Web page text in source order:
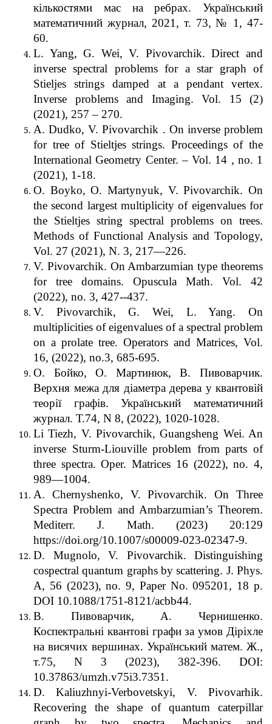
кількостями мас на ребрах. Український
математичний журнал, 2021, т. 73, № 1, 47-
60.
L. Yang, G. Wei, V. Pivovarchik. Direct and
inverse spectral problems for a star graph of
Stieljes strings damped at a pendant vertex.
Inverse problems and Imaging. Vol. 15 (2)
(2021), 257 – 270.
A. Dudko, V. Pivovarchik . On inverse problem
for tree of Stieltjes strings. Proceedings of the
International Geometry Center. – Vol. 14 , no. 1
(2021), 1-18.
O. Boyko, O. Martynyuk, V. Pivovarchik. On
the second largest multiplicity of eigenvalues for
the Stieltjes string spectral problems on trees.
Methods of Functional Analysis and Topology,
Vol. 27 (2021), N. 3, 217—226.
V. Pivovarchik. On Ambarzumian type theorems
for tree domains. Opuscula Math. Vol. 42
(2022), no. 3, 427--437.
V. Pivovarchik, G. Wei, L. Yang. On
multiplicities of eigenvalues of a spectral problem
on a prolate tree. Operators and Matrices, Vol.
16, (2022), no.3, 685-695.
О. Бойко, О. Мартинюк, В. Пивоварчик.
Верхня межа для діаметра дерева у квантовій
теорії графів. Український математичний
журнал. Т.74, N 8, (2022), 1020-1028.
Li Tiezh, V. Pivovarchik, Guangsheng Wei. An
inverse Sturm-Liouville problem from parts of
three spectra. Oper. Matrices 16 (2022), no. 4,
989—1004.
A. Chernyshenko, V. Pivovarchik. On Three
Spectra Problem and Ambarzumian’s Theorem.
Mediterr. J. Math. (2023) 20:129
https://doi.org/10.1007/s00009-023-02347-9.
D. Mugnolo, V. Pivovarchik. Distinguishing
cospectral quantum graphs by scattering. J. Phys.
A, 56 (2023), no. 9, Paper No. 095201, 18 p.
DOI 10.1088/1751-8121/acbb44.
В. Пивоварчик, А. Чернишенко.
Коспектральні квантові графи за умов Діріхле
на висячих вершинах. Український матем. Ж.,
т.75, N 3 (2023), 382-396. DOI:
10.37863/umzh.v75i3.7351.
D. Kaliuzhnyi-Verbovetskyi, V. Pivovarhik.
Recovering the shape of quantum caterpillar